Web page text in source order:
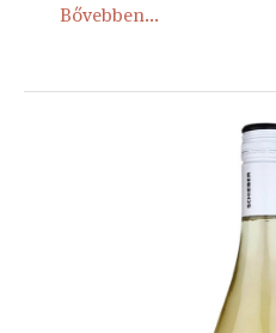
Bővebben...